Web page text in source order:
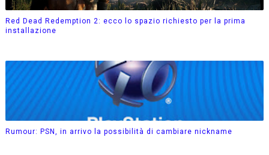
Red Dead Redemption 2: ecco lo spazio richiesto per la prima
installazione
Rumour: PSN, in arrivo la possibilità di cambiare nickname